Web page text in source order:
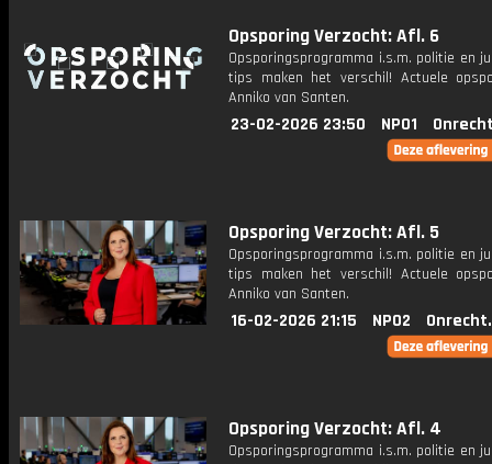
Opsporing Verzocht: Afl. 6
Opsporingsprogramma i.s.m. politie en
tips maken het verschil! Actuele
Anniko van Santen.
23-02-2026 23:50 NPO1
Opsporing Verzocht: Afl. 5
Opsporingsprogramma i.s.m. politie en
tips maken het verschil! Actuele
Anniko van Santen.
16-02-2026 21:15 NPO2
Opsporing Verzocht: Afl. 4
Opsporingsprogramma i.s.m. politie en